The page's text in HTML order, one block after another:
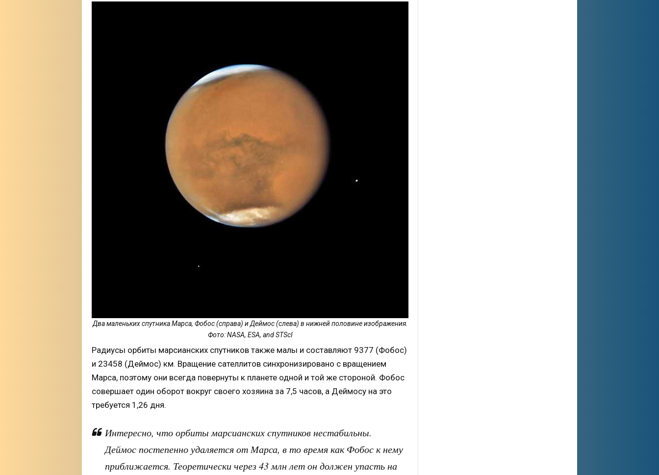
Два маленьких спутника Марса, Фобос (справа) и Деймос (слева) в нижней половине изображения.
Фото: NASA, ESA, and STScI
Радиусы орбиты марсианских спутников также малы и составляют 9377 (Фобос)
и 23458 (Деймос) км. Вращение сателлитов синхронизировано с вращением
Марса, поэтому они всегда повернуты к планете одной и той же стороной. Фобос
совершает один оборот вокруг своего хозяина за 7,5 часов, а Деймосу на это
требуется 1,26 дня.
Интересно, что орбиты марсианских спутников нестабильны.
Деймос постепенно удаляется от Марса, в то время как Фобос к нему
приближается. Теоретически через 43 млн лет он должен упасть на